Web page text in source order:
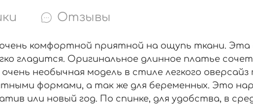
Отзывы
комфортной приятной на ощупь ткани.
гладится. Оригинальное длинное платье
необычная модель в стиле легкого
формами, а так же для беременных. Это
или новый год. По спинке, для удобства, в